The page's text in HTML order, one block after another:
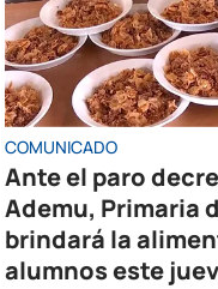
COMUNICADO
Ante el paro
Ademu, Primaria
brindará la
alumnos este